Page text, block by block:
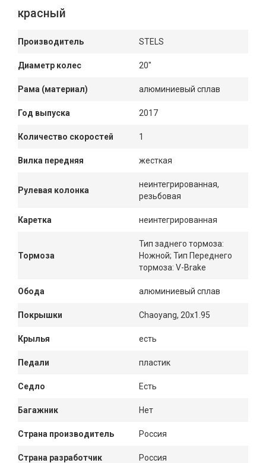
красный
Производитель STELS
Диаметр колес 20"
Рама (материал) алюминиевый сплав
Год выпуска 2017
Количество скоростей 1
Вилка передняя жесткая
Рулевая колонка
неинтегрированная,
резьбовая
Каретка неинтегрированная
Тормоза
Тип заднего тормоза:
Ножной; Тип Переднего
тормоза: V-Brake
Обода алюминиевый сплав
Покрышки Chaoyang, 20x1.95
Крылья есть
Педали пластик
Седло Есть
Багажник Нет
Страна производитель Россия
Страна разработчик Россия